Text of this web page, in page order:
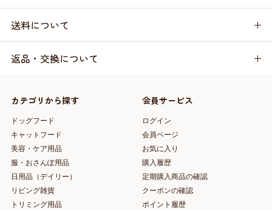
送料について
返品・交換について
カテゴリから探す
ドッグフード
キャットフード
美容・ケア用品
服・おさんぽ用品
日用品（デイリー）
リビング雑貨
トリミング用品
会員サービス
ログイン
会員ページ
お気に入り
購入履歴
定期購入商品の確認
クーポンの確認
ポイント履歴